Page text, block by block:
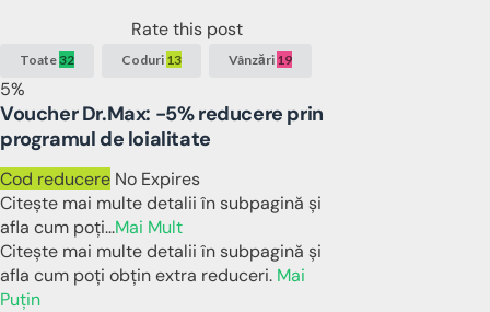
Rate this post
Toate32 Coduri 13 Vânzări 19
5%
Voucher Dr.Max: -5% reducere prin
programul de loialitate
Cod reducere No Expires
Citește mai multe detalii în subpagină și
afla cum poți...Mai Mult
Citește mai multe detalii în subpagină și
afla cum poți obțin extra reduceri. Mai
Puțin